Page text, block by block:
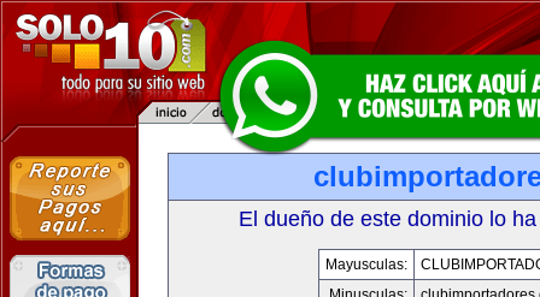
El dueño de este dominio lo
Mayusculas: